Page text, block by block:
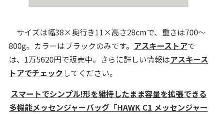
サイズは幅38×奥行き11×高さ28cmで、重さは700～
800g。カラーはブラックのみです。 アスキーストアで
は、1万5620円で販売中。さらに詳しい情報はアスキース
トアでチェックしてください。
スマートでシンプル!形を維持したまま容量を拡張できる
多機能メッセンジャーバッグ「HAWK C1 メッセンジャー